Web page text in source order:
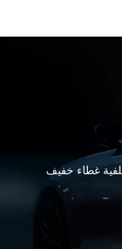
غطاء خفيف